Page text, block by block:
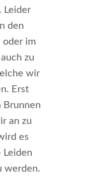
Leider
den
oder im
zu
wir
Erst
Brunnen
an zu
es
Leiden
werden.